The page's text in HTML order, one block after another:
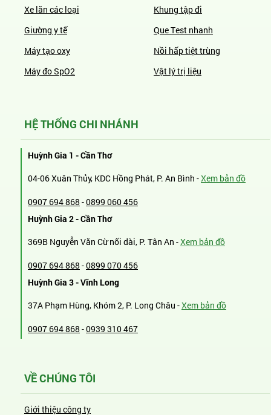
Xe lăn các loại
Giường y tế
Máy tạo oxy
Máy đo SpO2
Khung tập đi
Que Test nhanh
Nồi hấp tiệt trùng
Vật lý trị liệu
HỆ THỐNG CHI NHÁNH
Huỳnh Gia 1 - Cần Thơ
04-06 Xuân Thủy, KDC Hồng Phát, P. An Bình -Xem bản đồ
0907 694 868 -0899 060 456
Huỳnh Gia 2 - Cần Thơ
369B Nguyễn Văn Cừ nối dài, P. Tân An -Xem bản đồ
0907 694 868 -0899 070 456
Huỳnh Gia 3 - Vĩnh Long
37A Phạm Hùng, Khóm 2, P. Long Châu -Xem bản đồ
0907 694 868 -0939 310 467
VỀ CHÚNG TÔI
Giới thiệu công ty